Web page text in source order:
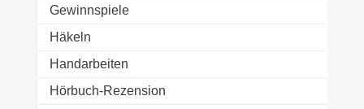
Gewinnspiele
Häkeln
Handarbeiten
Hörbuch-Rezension